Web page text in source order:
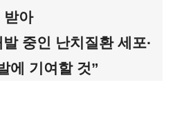
받아
중인 난치질환 세포·
에 기여할 것”